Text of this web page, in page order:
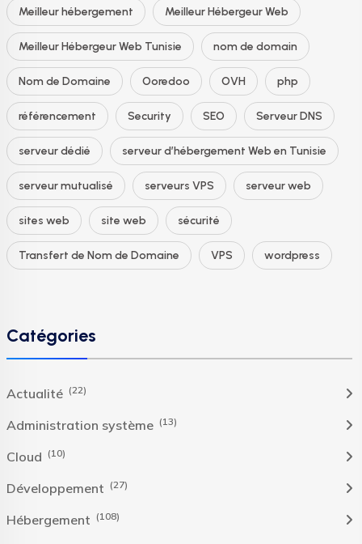
Meilleur hébergement Meilleur Hébergeur Web
Meilleur Hébergeur Web Tunisie nom de domain
Nom de Domaine Ooredoo OVH php
référencement Security SEO Serveur DNS
serveur dédié serveur d’hébergement Web en Tunisie
serveur mutualisé serveurs VPS serveur web
sites web site web sécurité
Transfert de Nom de Domaine VPS wordpress
Catégories
Actualité (22)
Administration système (13)
Cloud (10)
Développement (27)
Hébergement (108)